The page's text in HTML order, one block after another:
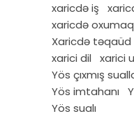
xaricdə iş
xaricdə oxumaq
Xaricdə təqaüd
xarici dil
xarici
Yös çıxmış
Yös imtahanı
Yös sualı